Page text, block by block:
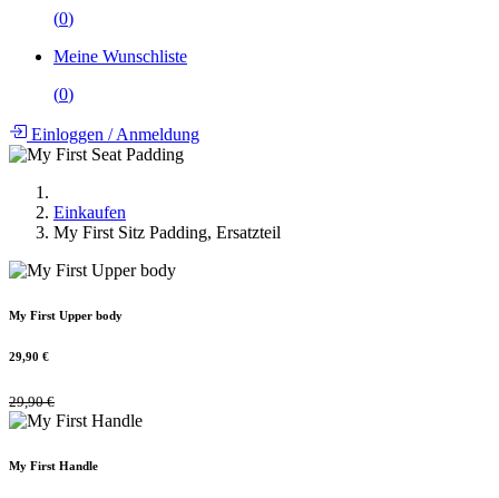
(0)
Meine Wunschliste
(0)
Einloggen /Anmeldung
Einkaufen
My First Sitz Padding, Ersatzteil
My First Upper body
29,90 €
29,90€
My First Handle